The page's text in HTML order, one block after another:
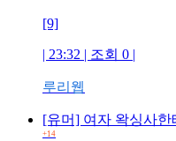
[9]
| 23:32 | 조회 0 |
루리웹
[유머] 여자 왁싱사한
+14